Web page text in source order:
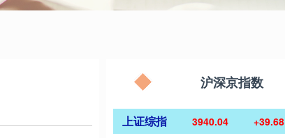
沪深京指数
上证综指 3940.04 +39.68